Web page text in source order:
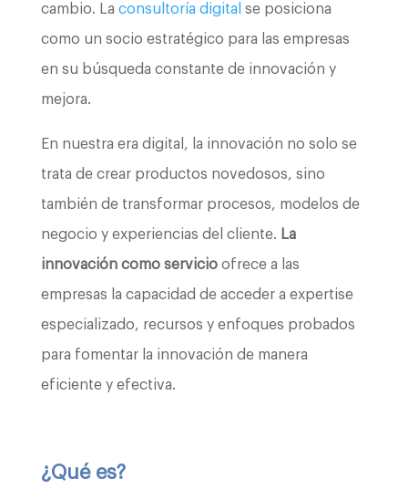
cambio. La consultoría digital se posiciona
como un socio estratégico para las empresas
en su búsqueda constante de innovación y
mejora.
En nuestra era digital, la innovación no solo se
trata de crear productos novedosos, sino
también de transformar procesos, modelos de
negocio y experiencias del cliente. La
innovación como servicioofrece a las
empresas la capacidad de acceder a expertise
especializado, recursos y enfoques probados
para fomentar la innovación de manera
eficiente y efectiva.
¿Qué es?